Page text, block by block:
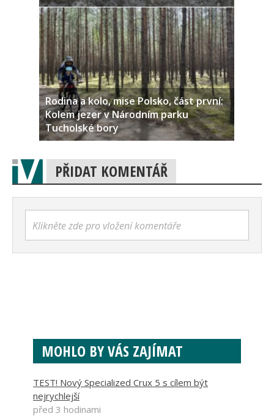
Rodina a kolo, mise Polsko, část první:
Kolem jezer v Národním parku
Tucholské bory
PŘIDAT KOMENTÁŘ
Klikněte zde pro vložení komentáře
MOHLO BY VÁS ZAJÍMAT
TEST! Nový Specialized Crux 5 s cílem být
nejrychlejší
před 3 hodinami